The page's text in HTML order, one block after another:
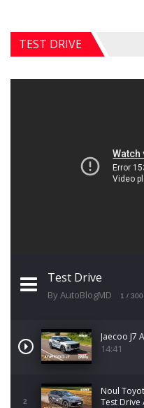
TEST DRIVE
Test Drive
By AutoBlogMD 1 / 300
Jaecoo J7
14:41
2
Noul
Test Drive